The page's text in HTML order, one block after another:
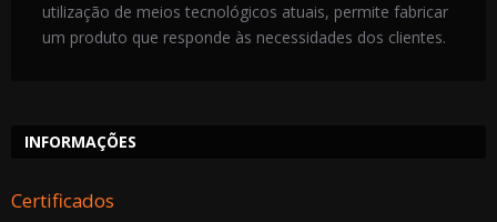
utilização de meios tecnológicos atuais, permite fabricar
um produto que responde às necessidades dos clientes.
INFORMAÇÕES
Certificados